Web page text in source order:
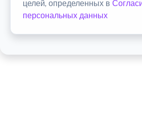
целей, определенных в
персональных данных